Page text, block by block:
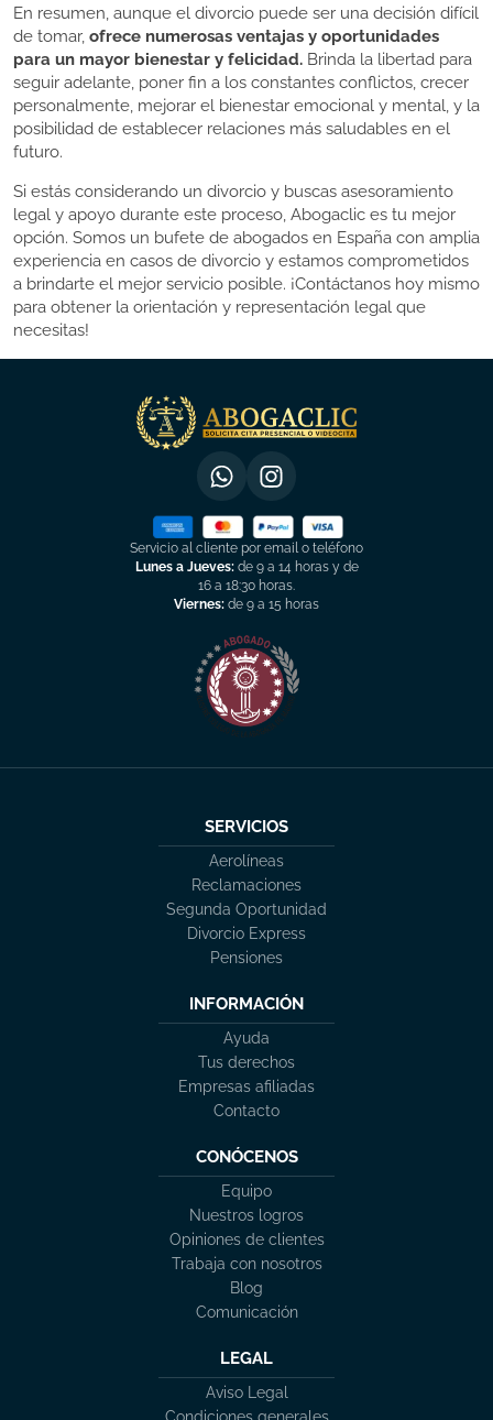
En resumen, aunque el divorcio puede ser una decisión difícil
de tomar, ofrece numerosas ventajas y oportunidades
para un mayor bienestar y felicidad. Brinda la libertad para
seguir adelante, poner fin a los constantes conflictos, crecer
personalmente, mejorar el bienestar emocional y mental, y la
posibilidad de establecer relaciones más saludables en el
futuro.
Si estás considerando un divorcio y buscas asesoramiento
legal y apoyo durante este proceso, Abogaclic es tu mejor
opción. Somos un bufete de abogados en España con amplia
experiencia en casos de divorcio y estamos comprometidos
a brindarte el mejor servicio posible. ¡Contáctanos hoy mismo
para obtener la orientación y representación legal que
necesitas!
Servicio al cliente por email o teléfono
Lunes a Jueves:de 9 a 14 horas y de
16 a 18:30 horas.
Viernes: de 9 a 15 horas
SERVICIOS
Aerolíneas
Reclamaciones
Segunda Oportunidad
Divorcio Express
Pensiones
INFORMACIÓN
Ayuda
Tus derechos
Empresas afiliadas
Contacto
CONÓCENOS
Equipo
Nuestros logros
Opiniones de clientes
Trabaja con nosotros
Blog
Comunicación
LEGAL
Aviso Legal